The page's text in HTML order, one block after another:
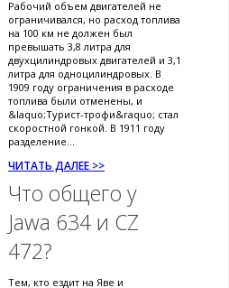
Рабочий объем двигателей не
ограничивался, но расход топлива
на 100 км не должен был
превышать 3,8 литра для
двухцилиндровых двигателей и 3,1
литра для одноцилиндровых. В
1909 году ограничения в расходе
топлива были отменены, и
&laquo;Турист-трофи&raquo; стал
скоростной гонкой. В 1911 году
разделение...
ЧИТАТЬ ДАЛЕЕ >>
Что общего у
Jawa 634 и CZ
472?
Тем, кто ездит на Яве и